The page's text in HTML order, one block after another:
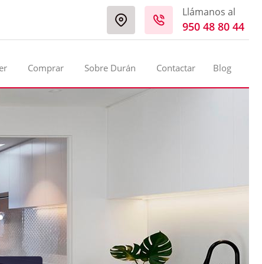
Llámanos al
950 48 80 44
Comprar Sobre Durán Contactar Blog